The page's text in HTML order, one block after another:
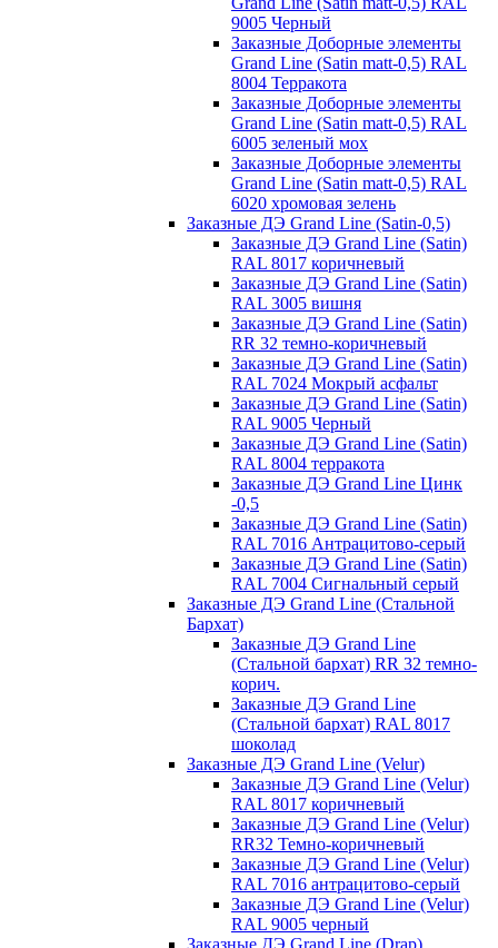
9005 Черный
Заказные Доборные элементы
Grand Line (Satin matt-0,5) RAL
8004 Терракота
Заказные Доборные элементы
Grand Line (Satin matt-0,5) RAL
6005 зеленый мох
Заказные Доборные элементы
Grand Line (Satin matt-0,5) RAL
6020 хромовая зелень
Заказные ДЭ Grand Line (Satin-0,5)
Заказные ДЭ Grand Line (Satin)
RAL 8017 коричневый
Заказные ДЭ Grand Line (Satin)
RAL 3005 вишня
Заказные ДЭ Grand Line (Satin)
RR 32 темно-коричневый
Заказные ДЭ Grand Line (Satin)
RAL 7024 Мокрый асфальт
Заказные ДЭ Grand Line (Satin)
RAL 9005 Черный
Заказные ДЭ Grand Line (Satin)
RAL 8004 терракота
Заказные ДЭ Grand Line Цинк
-0,5
Заказные ДЭ Grand Line (Satin)
RAL 7016 Антрацитово-серый
Заказные ДЭ Grand Line (Satin)
RAL 7004 Сигнальный серый
Заказные ДЭ Grand Line (Стальной
Бархат)
Заказные ДЭ Grand Line
(Стальной бархат) RR 32 темно-
корич.
Заказные ДЭ Grand Line
(Стальной бархат) RAL 8017
шоколад
Заказные ДЭ Grand Line (Velur)
Заказные ДЭ Grand Line (Velur)
RAL 8017 коричневый
Заказные ДЭ Grand Line (Velur)
RR32 Темно-коричневый
Заказные ДЭ Grand Line (Velur)
RAL 7016 антрацитово-серый
Заказные ДЭ Grand Line (Velur)
RAL 9005 черный
Заказные ДЭ Grand Line (Drap)